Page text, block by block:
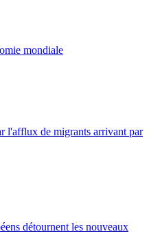
mondiale
l'afflux de migrants arrivant par
détournent les nouveaux